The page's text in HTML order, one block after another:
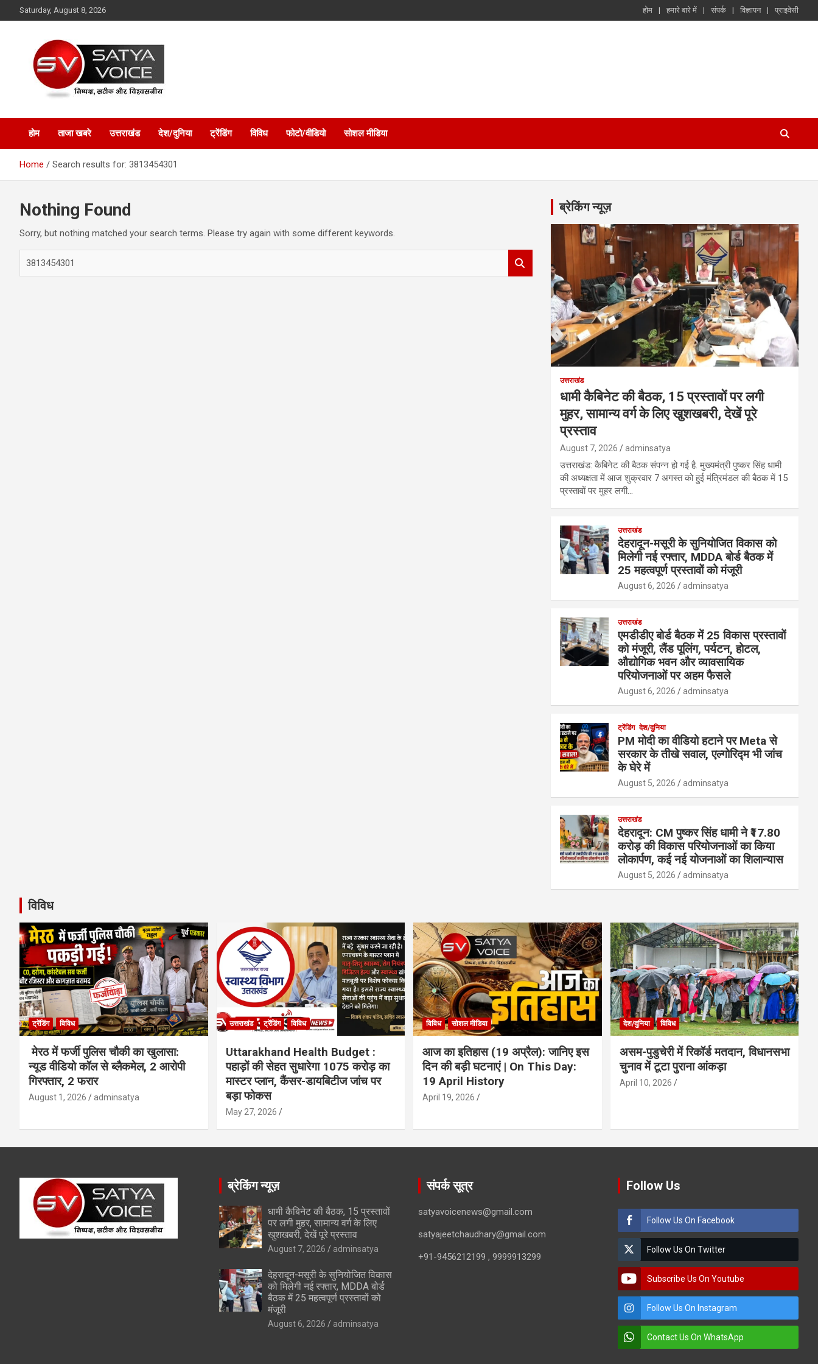
to
Saturday, August 8, 2026 होम हमारे बारे में संपर्क विज्ञापन प्राइवेसी
Satya Voice
होम ताजा खबरे उत्तराखंड देश/दुनिया ट्रेंडिंग विविध फोटो/वीडियो सोशल मीडिया
Home Search results for: 3813454301
Nothing Found
Sorry, but nothing matched your search terms. Please try again with some different keywords.
ब्रेकिंग न्यूज़
उत्तराखंड
धामी कैबिनेट की बैठक, 15 प्रस्तावों पर लगी
मुहर, सामान्य वर्ग के लिए खुशखबरी, देखें पूरे
प्रस्ताव
August 7, 2026 adminsatya
उत्तराखंड: कैबिनेट की बैठक संपन्न हो गई है. मुख्यमंत्री पुष्कर सिंह धामी
की अध्यक्षता में आज शुक्रवार 7 अगस्त को हुई मंत्रिमंडल की बैठक में 15
प्रस्तावों पर मुहर लगी…
उत्तराखंड
देहरादून-मसूरी के सुनियोजित विकास को
मिलेगी नई रफ्तार, MDDA बोर्ड बैठक में
25 महत्वपूर्ण प्रस्तावों को मंजूरी
August 6, 2026 adminsatya
उत्तराखंड
एमडीडीए बोर्ड बैठक में 25 विकास प्रस्तावों
को मंजूरी, लैंड पूलिंग, पर्यटन, होटल,
औद्योगिक भवन और व्यावसायिक
परियोजनाओं पर अहम फैसले
August 6, 2026 adminsatya
ट्रेंडिंग देश/दुनिया
PM मोदी का वीडियो हटाने पर Meta से
सरकार के तीखे सवाल, एल्गोरिद्म भी जांच
के घेरे में
August 5, 2026 adminsatya
उत्तराखंड
देहरादून: CM पुष्कर सिंह धामी ने ₹17.80
करोड़ की विकास परियोजनाओं का किया
लोकार्पण, कई नई योजनाओं का शिलान्यास
August 5, 2026 adminsatya
विविध
ट्रेंडिंग विविध
मेरठ में फर्जी पुलिस चौकी का खुलासा:
न्यूड वीडियो कॉल से ब्लैकमेल, 2 आरोपी
गिरफ्तार, 2 फरार
August 1, 2026 adminsatya
उत्तराखंड ट्रेंडिंग विविध
Uttarakhand Health Budget :
पहाड़ों की सेहत सुधारेगा 1075 करोड़ का
मास्टर प्लान, कैंसर-डायबिटीज जांच पर
बड़ा फोकस
May 27, 2026
विविध सोशल मीडिया
आज का इतिहास (19 अप्रैल): जानिए इस
दिन की बड़ी घटनाएं | On This Day:
19 April History
April 19, 2026
देश/दुनिया विविध
असम-पुडुचेरी में रिकॉर्ड मतदान, विधानसभा
चुनाव में टूटा पुराना आंकड़ा
April 10, 2026
ब्रेकिंग न्यूज़
धामी कैबिनेट की बैठक, 15 प्रस्तावों
पर लगी मुहर, सामान्य वर्ग के लिए
खुशखबरी, देखें पूरे प्रस्ताव
August 7, 2026 adminsatya
देहरादून-मसूरी के सुनियोजित विकास
को मिलेगी नई रफ्तार, MDDA बोर्ड
बैठक में 25 महत्वपूर्ण प्रस्तावों को
मंजूरी
August 6, 2026 adminsatya
संपर्क सूत्र
satyavoicenews@gmail.com
satyajeetchaudhary@gmail.com
+91-9456212199 , 9999913299
Follow Us
Follow Us On Facebook
Follow Us On Twitter
Subscribe Us On Youtube
Follow Us On Instagram
Contact Us On WhatsApp